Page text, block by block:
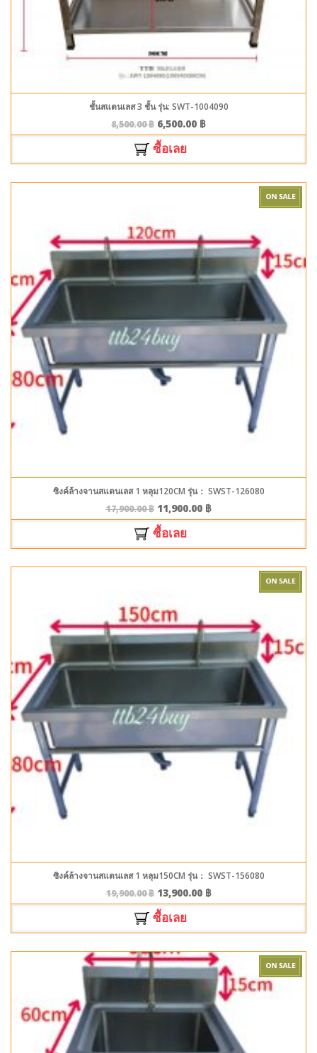
ชั้นสแตนเลส 3 ชั้น รุ่น: SWT-1004090
8,500.00฿ 6,500.00 ฿
ซื้อเลย
ซิงค์ล้างจานสแตนเลส 1 หลุม120CM รุ่น： SWST-126080
17,900.00฿ 11,900.00 ฿
ซื้อเลย
ซิงค์ล้างจานสแตนเลส 1 หลุม150CM รุ่น： SWST-156080
19,900.00฿ 13,900.00 ฿
ซื้อเลย